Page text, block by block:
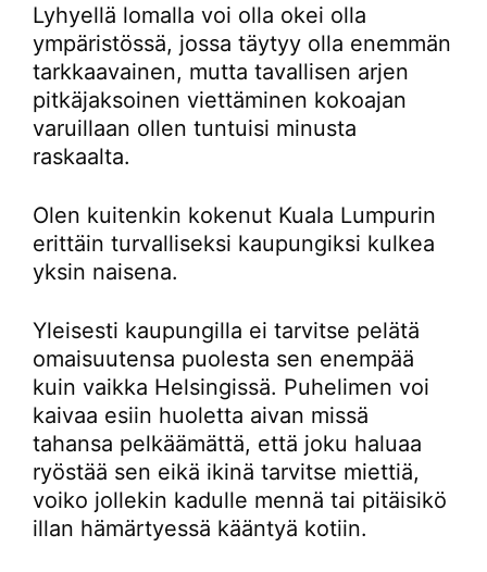
Lyhyellä lomalla voi olla okei olla
ympäristössä, jossa täytyy olla enemmän
tarkkaavainen, mutta tavallisen arjen
pitkäjaksoinen viettäminen kokoajan
varuillaan ollen tuntuisi minusta
raskaalta.
Olen kuitenkin kokenut Kuala Lumpurin
erittäin turvalliseksi kaupungiksi kulkea
yksin naisena.
Yleisesti kaupungilla ei tarvitse pelätä
omaisuutensa puolesta sen enempää
kuin vaikka Helsingissä. Puhelimen voi
kaivaa esiin huoletta aivan missä
tahansa pelkäämättä, että joku haluaa
ryöstää sen eikä ikinä tarvitse miettiä,
voiko jollekin kadulle mennä tai pitäisikö
illan hämärtyessä kääntyä kotiin.